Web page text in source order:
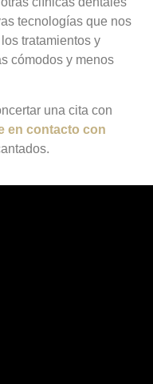
tecnologías que nos
tratamientos y
cómodos y menos
una cita con
en contacto con